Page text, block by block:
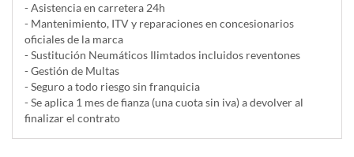
- Asistencia en carretera 24h
- Mantenimiento, ITV y reparaciones en concesionarios
oficiales de la marca
- Sustitución Neumáticos Ilimtados incluidos reventones
- Gestión de Multas
- Seguro a todo riesgo sin franquicia
- Se aplica 1 mes de fianza (una cuota sin iva) a devolver al
finalizar el contrato